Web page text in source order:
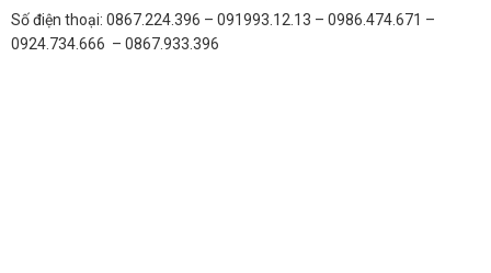
Số điện thoại: 0867.224.396 – 091993.12.13 – 0986.474.671 –
0924.734.666 – 0867.933.396